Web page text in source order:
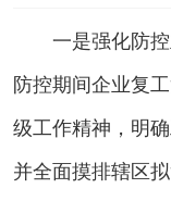
一是强化防控
防控期间企业复
级工作精神，明
并全面摸排辖区